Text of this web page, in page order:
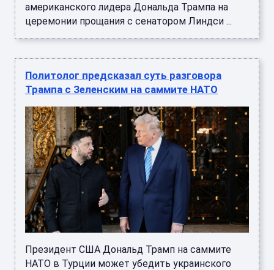
американского лидера Дональда Трампа на
церемонии прощания с сенатором Линдси ...
Политолог предсказал суть разговора
Трампа с Зеленским на саммите НАТО
Президент США Дональд Трамп на саммите
НАТО в Турции может убедить украинского